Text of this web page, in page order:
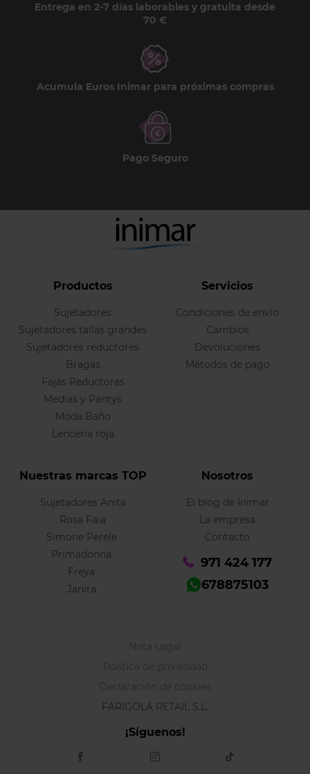
Entrega en 2-7 días laborables y gratuita desde
70 €
Acumula Euros Inimar para próximas compras
Pago Seguro
Productos
Sujetadores
Sujetadores tallas grandes
Sujetadores reductores
Bragas
Fajas Reductoras
Medias y Pantys
Moda Baño
Lencería roja
Servicios
Condiciones de envío
Cambios
Devoluciones
Métodos de pago
Nuestras marcas TOP
Sujetadores Anita
Rosa Faia
Simone Perele
Primadonna
Freya
Janira
Nosotros
El blog de Inimar
La empresa
Contacto
971 424 177
678875103
Nota Legal
Política de privacidad
Declaración de cookies
FARIGOLA RETAIL S.L.
¡Síguenos!